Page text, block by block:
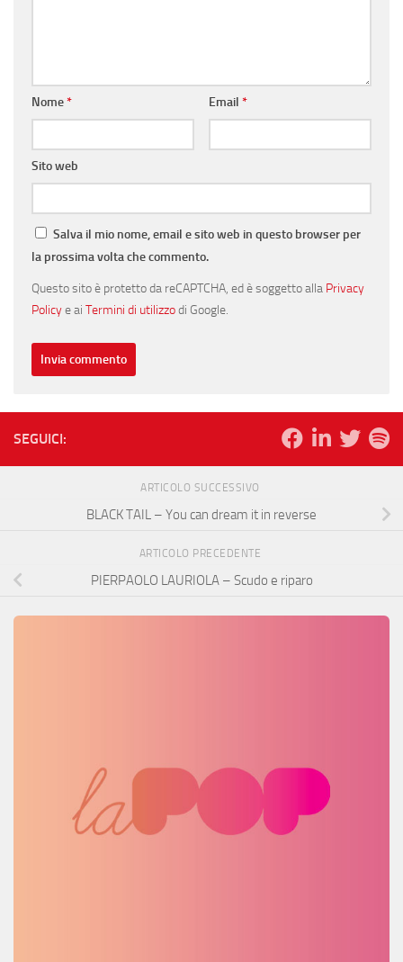
Nome* Email *
Sito web
Salva il mio nome, email e sito web in questo browser per
la prossima volta che commento.
Questo sito è protetto da reCAPTCHA, ed è soggetto alla Privacy
Policye ai Termini di utilizzodi Google.
SEGUICI:
ARTICOLO SUCCESSIVO
BLACK TAIL – You can dream it in reverse
ARTICOLO PRECEDENTE
PIERPAOLO LAURIOLA – Scudo e riparo